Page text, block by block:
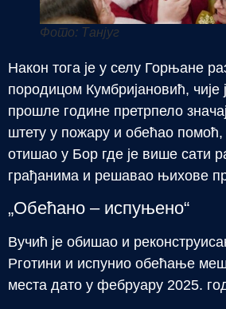
Фото: Танјуг
Након тога је у селу Горњане
породицом Кумбријановић, чије
прошле године претрпело
штету у пожару и обећао помоћ,
отишао у Бор где је више сати
грађанима и решавао њихове
„Обећано – испуњено“
Вучић је обишао и
Рготини и испунио обећање
места дато у фебруару 2025.